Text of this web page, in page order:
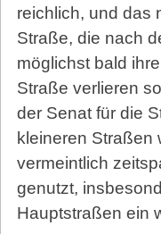
reichlich, und das
Straße, die nach
möglichst bald
Straße verlieren
der Senat für die
kleineren Straßen
vermeintlich
genutzt,
Hauptstraßen ein